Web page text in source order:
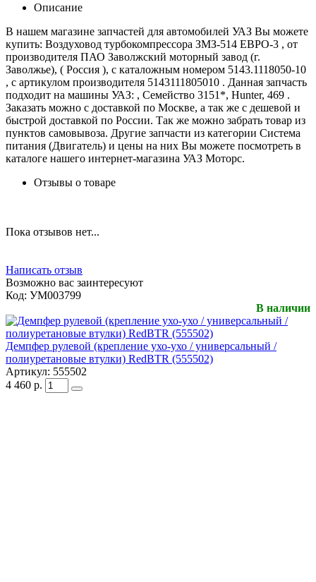
Описание
В нашем магазине запчастей для автомобилей УАЗ Вы можете
купить: Воздуховод турбокомпрессора ЗМЗ-514 ЕВРО-3 , от
производителя ПАО Заволжский моторный завод (г.
Заволжье), ( Россия ), с каталожным номером 5143.1118050-10
, с артикулом производителя 5143111805010 . Данная запчасть
подходит на машины УАЗ: , Семейство 3151*, Hunter, 469 .
Заказать можно с доставкой по Москве, а так же с дешевой и
быстрой доставкой по России. Так же можно забрать товар из
пунктов самовывоза. Другие запчасти из категории Система
питания (Двигатель) и цены на них Вы можете посмотреть в
каталоге нашего интернет-магазина УАЗ Моторс.
Отзывы о товаре
Пока отзывов нет...
Написать отзыв
Возможно вас заинтересуют
Код: УМ003799
В наличии
Демпфер рулевой (крепление ухо-ухо / универсальный /
полиуретановые втулки) RedBTR (555502)
Артикул: 555502
4 460 р.